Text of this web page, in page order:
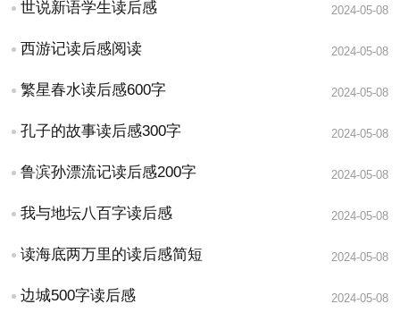
世说新语学生读后感 2024-05-08
西游记读后感阅读 2024-05-08
繁星春水读后感600字 2024-05-08
孔子的故事读后感300字 2024-05-08
鲁滨孙漂流记读后感200字 2024-05-08
我与地坛八百字读后感 2024-05-08
读海底两万里的读后感简短 2024-05-08
边城500字读后感 2024-05-08